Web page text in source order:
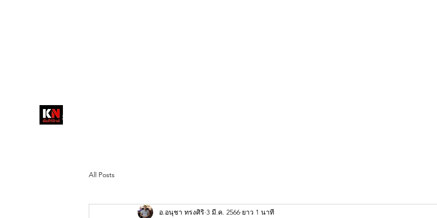
วส์
สื่อลึกวงการสงฆ์ เจาะตรงพระเครื่อง
All Posts
อ.อนุชา ทรงศิริ 3 มี.ค. 2566 ยาว 1 นาที